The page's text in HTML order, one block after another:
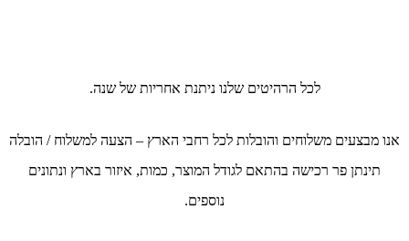
לכל הרהיטים שלנו ניתנת אחריות של שנה.
אנו מבצעים משלוחים והובלות לכל רחבי הארץ – הצעה למשלוח / הובלה
תינתן פר רכישה בהתאם לגודל המוצר, כמות, איזור בארץ ונתונים
נוספים.